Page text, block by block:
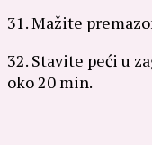
31. Mažite
32. Stavite peći u
oko 20 min.